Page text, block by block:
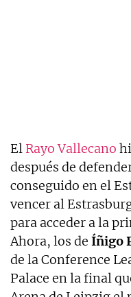
El Rayo Vallecano
después de
conseguido en el
vencer al
para acceder a la
Ahora, los de Íñigo
de la Conference
Palace en la final